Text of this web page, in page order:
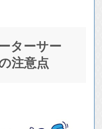
ターサー
注意点